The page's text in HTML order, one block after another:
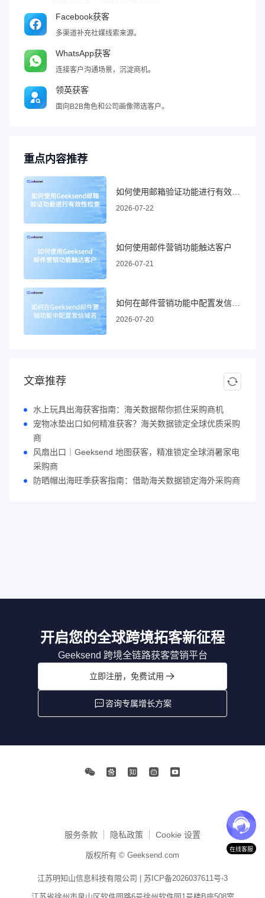
Facebook获客
多渠道补充社媒线索来源。
WhatsApp获客
连接客户沟通场景，沉淀商机。
领英获客
面向B2B角色和公司画像筛选客户。
重点内容推荐
2026-07-22
如何使用邮件营销功能触达客户
2026-07-21
2026-07-20
文章推荐
水上玩具出海获客指南：海关数据帮你抓住采购商机
宠物冰垫出口如何精准获客？海关数据锁定全球优质采购
商
风扇出口｜Geeksend 地图获客，精准锁定全球消暑家电
采购商
防晒帽出海旺季获客指南：借助海关数据锁定海外采购商
开启您的全球跨境拓客新征程
Geeksend 跨境全链路获客营销平台
立即注册，免费试用
咨询专属增长方案
服务条款 隐私政策 Cookie 设置
版权所有 © Geeksend.com
江苏明知山信息科技有限公司 | 苏ICP备2026037611号-3
在线客服